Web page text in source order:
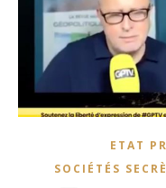
ETAT
SOCIÉTÉS